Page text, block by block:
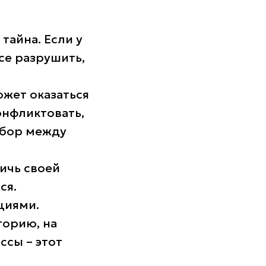
Если у
разрушить,
оказаться
между
своей
на
– этот